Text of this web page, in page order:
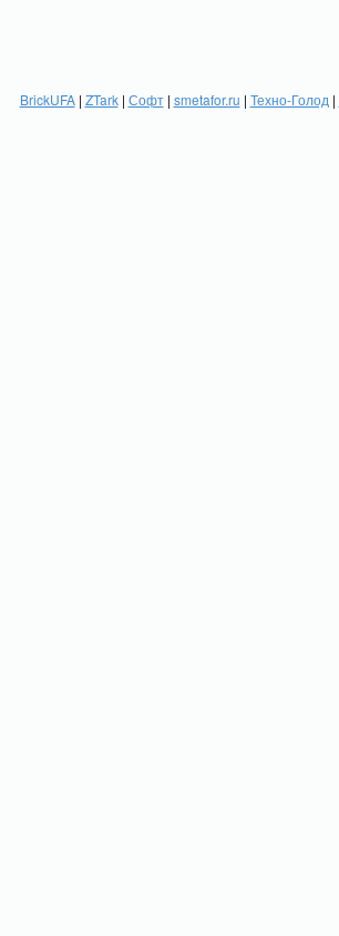
BrickUFA| ZTark| Софт| smetafor.ru | Техно-Голод |